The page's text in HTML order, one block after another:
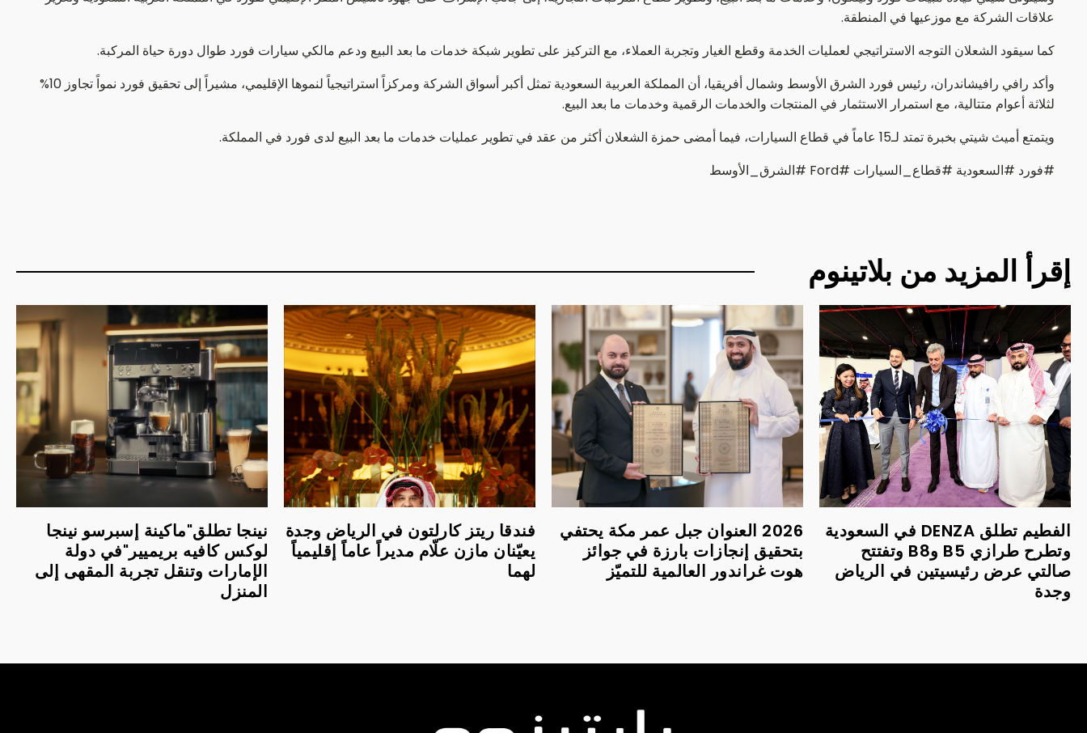
علاقات الشركة مع موزعيها في المنطقة.
كما سيقود الشعلان التوجه الاستراتيجي لعمليات الخدمة وقطع الغيار وتجربة العملاء، مع التركيز على تطوير شبكة خدمات ما بعد البيع ودعم مالكي سيارات فورد طوال دورة حياة المركبة.
وأكد رافي رافيشاندران، رئيس فورد الشرق الأوسط وشمال أفريقيا، أن المملكة العربية السعودية تمثل أكبر أسواق الشركة ومركزاً استراتيجياً لنموها الإقليمي، مشيراً إلى تحقيق فورد نمواً تجاوز 10%
لثلاثة أعوام متتالية، مع استمرار الاستثمار في المنتجات والخدمات الرقمية وخدمات ما بعد البيع.
ويتمتع أميث شيتي بخبرة تمتد لـ15 عاماً في قطاع السيارات، فيما أمضى حمزة الشعلان أكثر من عقد في تطوير عمليات خدمات ما بعد البيع لدى فورد في المملكة.
#فورد #السعودية #قطاع_السيارات #Ford #الشرق_الأوسط
إقرأ المزيد من بلاتينوم
الفطيم تطلق DENZA في السعودية
وتطرح طرازي B5 وB8 وتفتتح
صالتي عرض رئيسيتين في الرياض
وجدة
2026 العنوان جبل عمر مكة يحتفي
بتحقيق إنجازات بارزة في جوائز
هوت غراندور العالمية للتميّز
فندقا ريتز كارلتون في الرياض وجدة
يعيّنان مازن علّام مديراً عاماً إقليمياً
لهما
نينجا تطلق"ماكينة إسبرسو نينجا
لوكس كافيه بريميير"في دولة
الإمارات وتنقل تجربة المقهى إلى
المنزل